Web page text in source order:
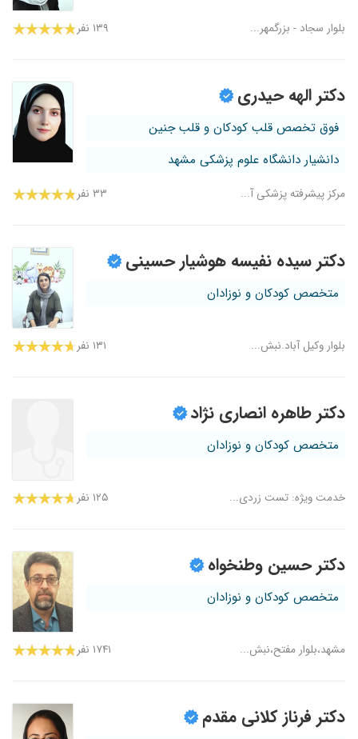
بلوار سجاد - بزرگمهر... ۱۳۹ نفر
دکتر الهه حیدری
فوق تخصص قلب کودکان و قلب جنین
دانشیار دانشگاه علوم پزشکی مشهد
مرکز پیشرفته پزشکی آ... ۳۳ نفر
دکتر سیده نفیسه هوشیار حسینی
متخصص کودکان و نوزادان
بلوار وکیل آباد.نبش... ۱۳۱ نفر
دکتر طاهره انصاری نژاد
متخصص کودکان و نوزادان
خدمت ویژه: تست زردی... ۱۲۵ نفر
دکتر حسین وطنخواه
متخصص کودکان و نوزادان
مشهد،بلوار مفتح،نبش... ۱۷۴۱ نفر
دکتر فرناز کلانی مقدم